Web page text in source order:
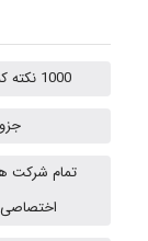
1000 نکته کنکوری + خلاصه جزوات ارشد بهداشت حرفه ای
تمام شرکت
اختصاصی